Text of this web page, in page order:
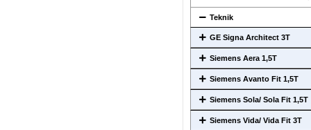
Teknik
GE Signa Architect 3T
Siemens Aera 1,5T
Siemens Avanto Fit 1,5T
Siemens Sola/ Sola Fit 1,5T
Siemens Vida/ Vida Fit 3T